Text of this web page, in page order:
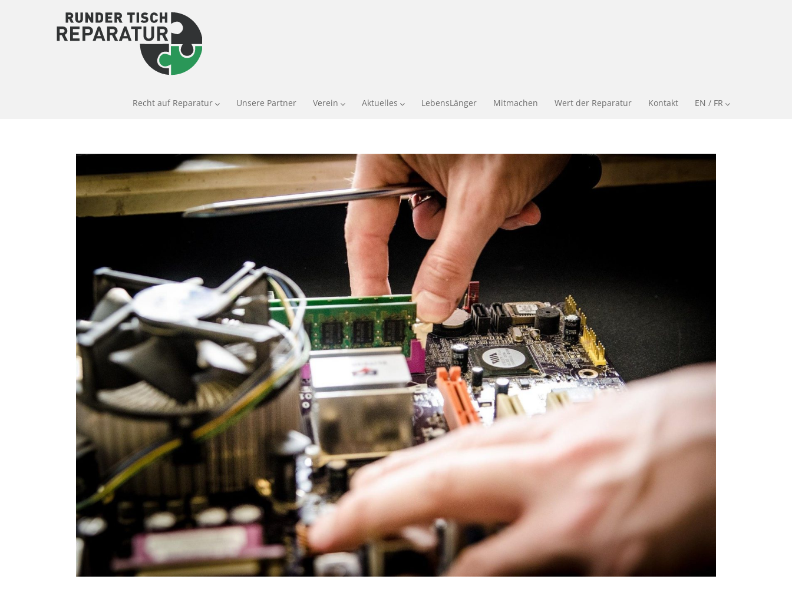
Recht auf Reparatur Unsere Partner Verein Aktuelles LebensLänger Mitmachen Wert der Reparatur Kontakt EN / FR